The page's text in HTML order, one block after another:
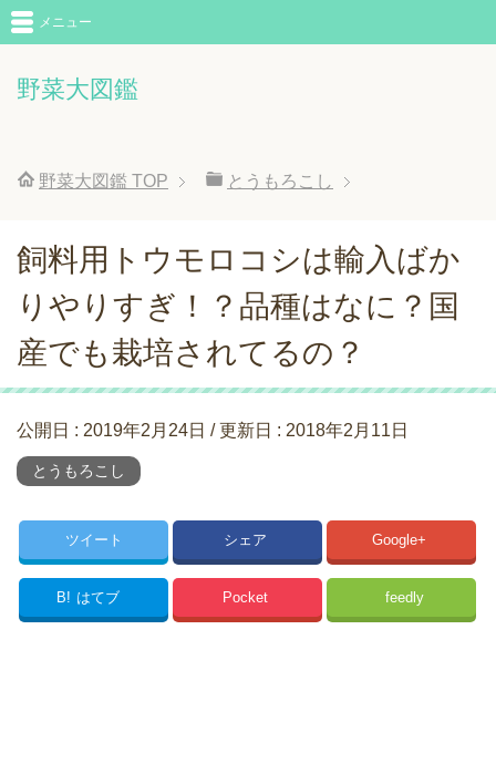
野菜大図鑑
メニュー
野菜大図鑑 TOP とうもろこし
飼料用トウモロコシは輸入ばか
りやりすぎ！？品種はなに？国
産でも栽培されてるの？
公開日 : 2019年2月24日 / 更新日 : 2018年2月11日
とうもろこし
ツイート シェア Google+
B! はてブ Pocket feedly